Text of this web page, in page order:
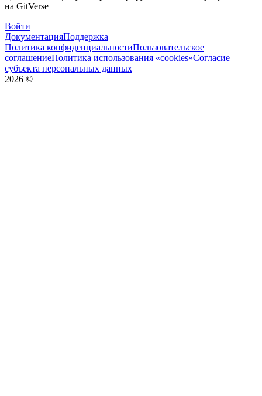
на GitVerse
Войти
ДокументацияПоддержка
Политика конфиденциальностиПользовательское
соглашениеПолитика использования «cookies»Согласие
субъекта персональных данных
2026 ©